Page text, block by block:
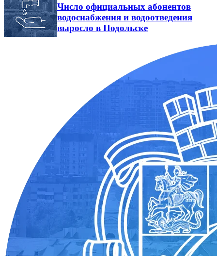
Число официальных абонентов
водоснабжения и водоотведения
выросло в Подольске